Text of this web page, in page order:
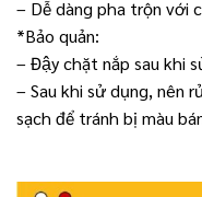
– Dễ dàng pha trộn với
*Bảo quản:
– Đậy chặt nắp sau khi
– Sau khi sử dụng, nên
sạch để tránh bị màu